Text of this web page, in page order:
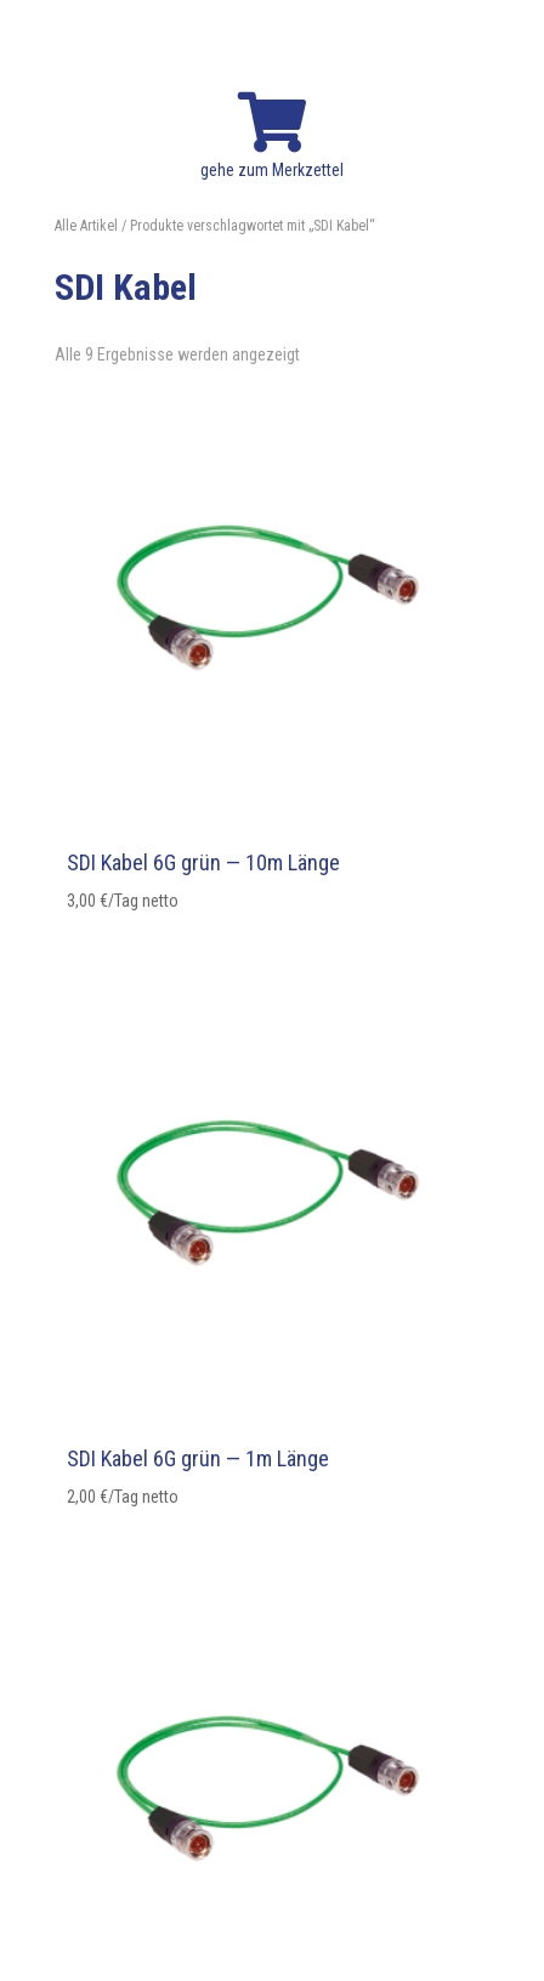

gehe zum Merkzettel
Alle Artikel / Produkte verschlagwortet mit „SDI Kabel“
SDI Kabel
Alle 9 Ergebnisse werden angezeigt
SDI Kabel 6G grün — 10m Länge
3,00 €/Tag netto
SDI Kabel 6G grün — 1m Länge
2,00 €/Tag netto